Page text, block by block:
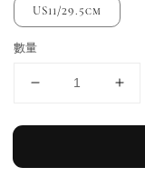
US11/29.5cm
數量